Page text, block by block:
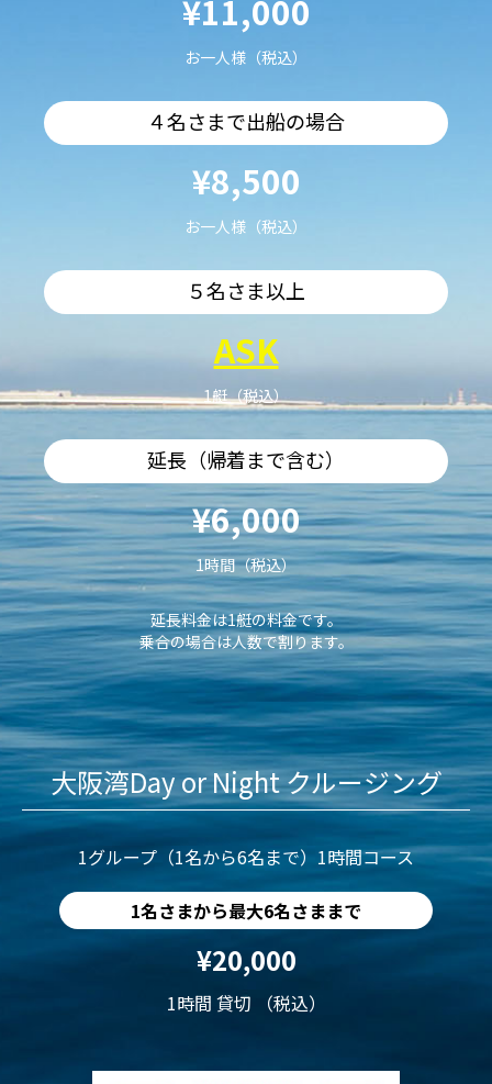
¥11,000
お一人様（税込）
４名さまで出船の場合
¥8,500
お一人様（税込）
５名さま以上
ASK
1艇（税込）
延長（帰着まで含む）
¥6,000
1時間（税込）
延長料金は1艇の料金です。
乗合の場合は人数で割ります。
大阪湾Day or Night クルージング
1グループ（1名から6名まで）1時間コース
1名さまから最大6名さままで
¥20,000
1時間 貸切 （税込）